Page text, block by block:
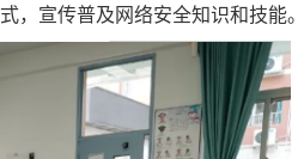
，宣传普及网络安全知识和技能。